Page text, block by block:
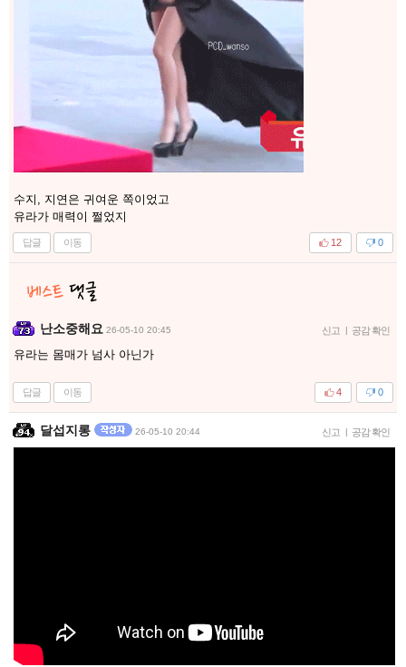
수지, 지연은 귀여운 쪽이었고
유라가 매력이 쩔었지
답글 이동 0
12
난소중해요 26-05-10 20:45 신고 | 공감 확인
유라는 몸매가 넘사 아닌가
답글 이동 0
4
달섭지롱 26-05-10 20:44 신고 | 공감 확인